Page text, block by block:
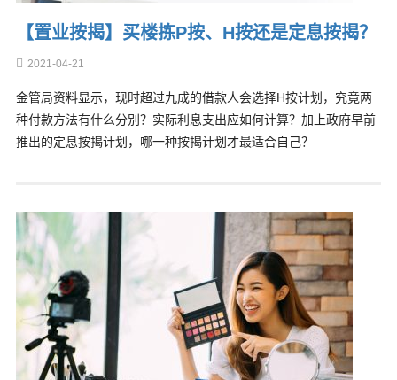
【置业按揭】买楼拣P按、H按还是定息按揭？
2021-04-21
金管局资料显示，现时超过九成的借款人会选择H按计划，究竟两
种付款方法有什么分别？实际利息支出应如何计算？加上政府早前
推出的定息按揭计划，哪一种按揭计划才最适合自己？